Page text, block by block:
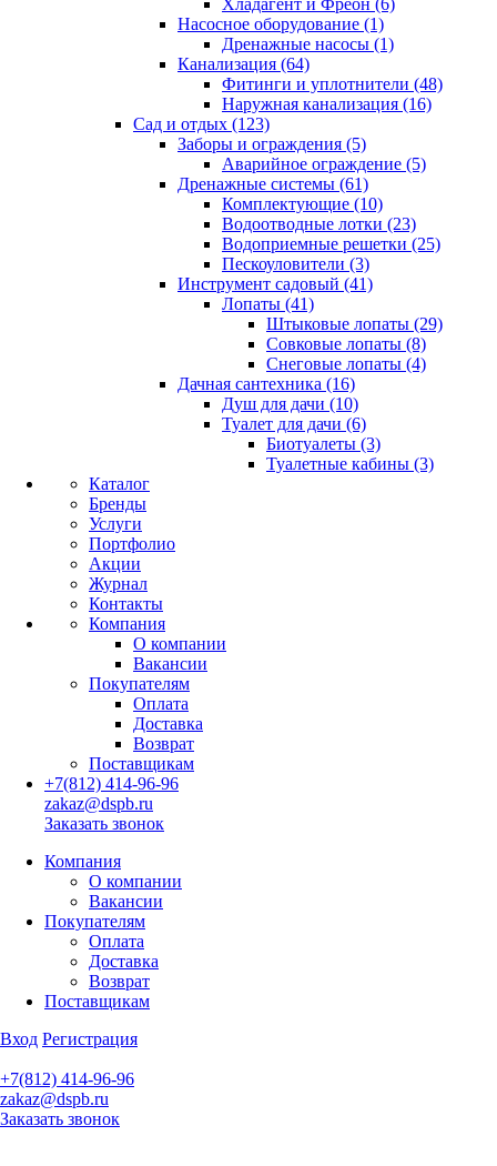
Хладагент и Фреон (6)
Насосное оборудование (1)
Дренажные насосы (1)
Канализация (64)
Фитинги и уплотнители (48)
Наружная канализация (16)
Сад и отдых (123)
Заборы и ограждения (5)
Аварийное ограждение (5)
Дренажные системы (61)
Комплектующие (10)
Водоотводные лотки (23)
Водоприемные решетки (25)
Пескоуловители (3)
Инструмент садовый (41)
Лопаты (41)
Штыковые лопаты (29)
Совковые лопаты (8)
Снеговые лопаты (4)
Дачная сантехника (16)
Душ для дачи (10)
Туалет для дачи (6)
Биотуалеты (3)
Туалетные кабины (3)
Каталог
Бренды
Услуги
Портфолио
Акции
Журнал
Контакты
Компания
О компании
Вакансии
Покупателям
Оплата
Доставка
Возврат
Поставщикам
+7(812) 414-96-96
zakaz@dspb.ru
Заказать звонок
Компания
О компании
Вакансии
Покупателям
Оплата
Доставка
Возврат
Поставщикам
Вход Регистрация
+7(812) 414-96-96
zakaz@dspb.ru
Заказать звонок